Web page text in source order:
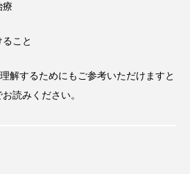
療
こと
解するためにもご参考いただけますと
読みください。